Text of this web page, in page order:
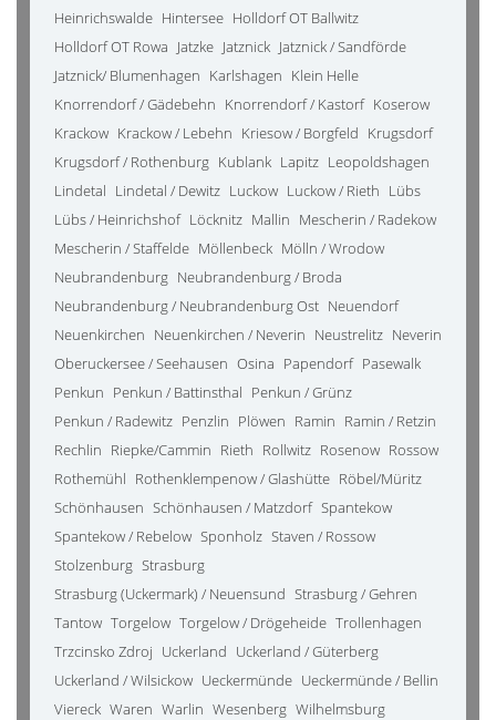
Heinrichswalde Hintersee Holldorf OT Ballwitz
Holldorf OT Rowa Jatzke Jatznick Jatznick / Sandförde
Jatznick/ Blumenhagen Karlshagen Klein Helle
Knorrendorf / Gädebehn Knorrendorf / Kastorf Koserow
Krackow Krackow / Lebehn Kriesow / Borgfeld Krugsdorf
Krugsdorf / Rothenburg Kublank Lapitz Leopoldshagen
Lindetal Lindetal / Dewitz Luckow Luckow / Rieth Lübs
Lübs / Heinrichshof Löcknitz Mallin Mescherin / Radekow
Mescherin / Staffelde Möllenbeck Mölln / Wrodow
Neubrandenburg Neubrandenburg / Broda
Neubrandenburg / Neubrandenburg Ost Neuendorf
Neuenkirchen Neuenkirchen / Neverin Neustrelitz Neverin
Oberuckersee / Seehausen Osina Papendorf Pasewalk
Penkun Penkun / Battinsthal Penkun / Grünz
Penkun / Radewitz Penzlin Plöwen Ramin Ramin / Retzin
Rechlin Riepke/Cammin Rieth Rollwitz Rosenow Rossow
Rothemühl Rothenklempenow / Glashütte Röbel/Müritz
Schönhausen Schönhausen / Matzdorf Spantekow
Spantekow / Rebelow Sponholz Staven / Rossow
Stolzenburg Strasburg
Strasburg (Uckermark) / Neuensund Strasburg / Gehren
Tantow Torgelow Torgelow / Drögeheide Trollenhagen
Trzcinsko Zdroj Uckerland Uckerland / Güterberg
Uckerland / Wilsickow Ueckermünde Ueckermünde / Bellin
Viereck Waren Warlin Wesenberg Wilhelmsburg